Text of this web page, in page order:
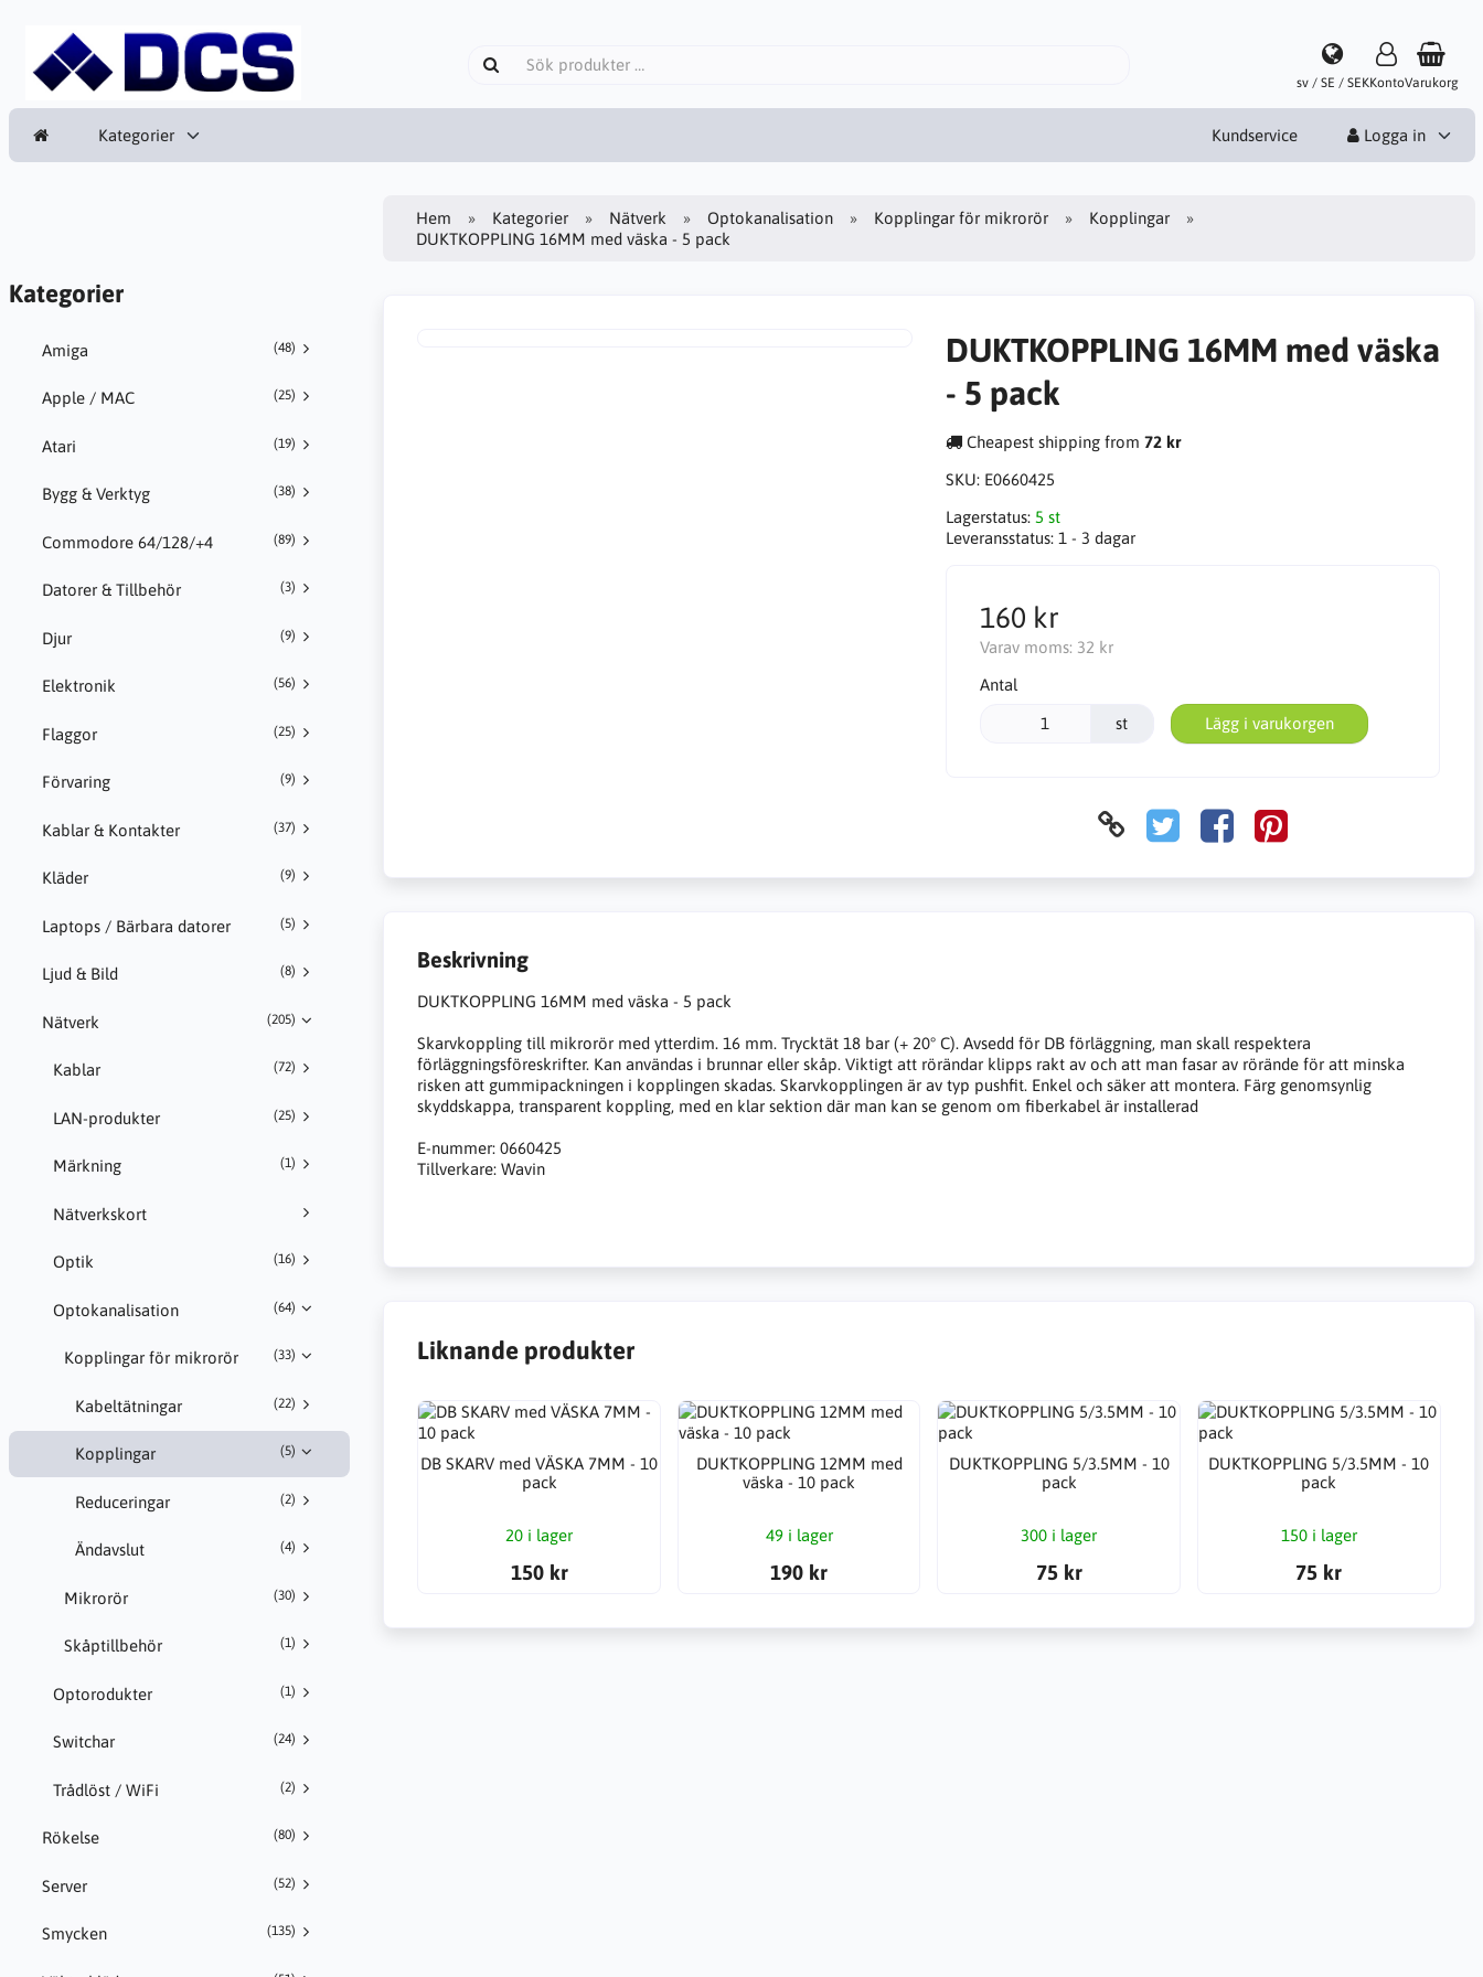
sv / SE / SEKKontoVarukorg
Kategorier Kundservice Logga in
Kategorier
Amiga (48)
Apple / MAC (25)
Atari (19)
Bygg & Verktyg (38)
Commodore 64/128/+4 (89)
Datorer & Tillbehör (3)
Djur (9)
Elektronik (56)
Flaggor (25)
Förvaring (9)
Kablar & Kontakter (37)
Kläder (9)
Laptops / Bärbara datorer (5)
Ljud & Bild (8)
Nätverk (205)
Kablar (72)
LAN-produkter (25)
Märkning (1)
Nätverkskort
Optik (16)
Optokanalisation (64)
Kopplingar för mikrorör (33)
Kabeltätningar (22)
Kopplingar (5)
Reduceringar (2)
Ändavslut (4)
Mikrorör (30)
Skåptillbehör (1)
Optorodukter (1)
Switchar (24)
Trådlöst / WiFi (2)
Rökelse (80)
Server (52)
Smycken (135)
Hem Kategorier Nätverk Optokanalisation Kopplingar för mikrorör
Kopplingar
DUKTKOPPLING 16MM med väska - 5 pack
DUKTKOPPLING 16MM med väska
- 5 pack
Cheapest shipping from 72 kr
SKU: E0660425
Lagerstatus: 5 st
Leveransstatus: 1 - 3 dagar
160 kr
Varav moms: 32 kr
Antal
st Lägg i varukorgen
Beskrivning
DUKTKOPPLING 16MM med väska - 5 pack
Skarvkoppling till mikrorör med ytterdim. 16 mm. Trycktät 18 bar (+ 20° C). Avsedd för DB förläggning, man skall respektera
förläggningsföreskrifter. Kan användas i brunnar eller skåp. Viktigt att rörändar klipps rakt av och att man fasar av rörände för att minska
risken att gummipackningen i kopplingen skadas. Skarvkopplingen är av typ pushfit. Enkel och säker att montera. Färg genomsynlig
skyddskappa, transparent koppling, med en klar sektion där man kan se genom om fiberkabel är installerad
E-nummer: 0660425
Tillverkare: Wavin
Liknande produkter
DB SKARV med VÄSKA 7MM - 10
pack
20 i lager
150 kr
DUKTKOPPLING 12MM med
väska - 10 pack
49 i lager
190 kr
DUKTKOPPLING 5/3.5MM - 10
pack
300 i lager
75 kr
DUKTKOPPLING 5/3.5MM - 10
pack
150 i lager
75 kr